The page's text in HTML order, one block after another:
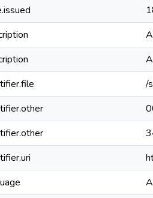
/